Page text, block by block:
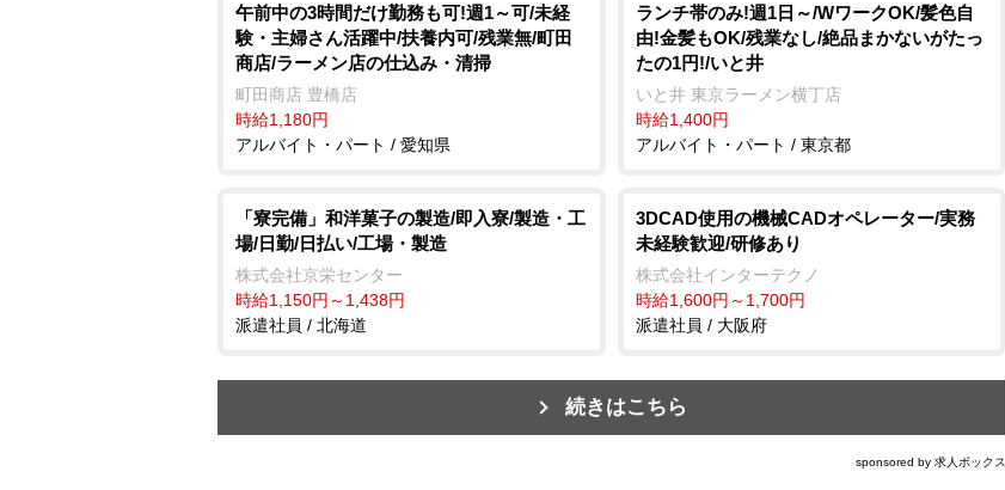
午前中の3時間だけ勤務も可!週1～可/未経
験・主婦さん活躍中/扶養内可/残業無/町田
商店/ラーメン店の仕込み・清掃
町田商店 豊橋店
時給1,180円
アルバイト・パート / 愛知県
ランチ帯のみ!週1日～/WワークOK/髪色自
由!金髪もOK/残業なし/絶品まかないがたっ
たの1円!/いと井
いと井 東京ラーメン横丁店
時給1,400円
アルバイト・パート / 東京都
「寮完備」和洋菓子の製造/即入寮/製造・工
場/日勤/日払い/工場・製造
株式会社京栄センター
時給1,150円～1,438円
派遣社員 / 北海道
3DCAD使用の機械CADオペレーター/実務
未経験歓迎/研修あり
株式会社インターテクノ
時給1,600円～1,700円
派遣社員 / 大阪府
続きはこちら
sponsored by 求人ボックス